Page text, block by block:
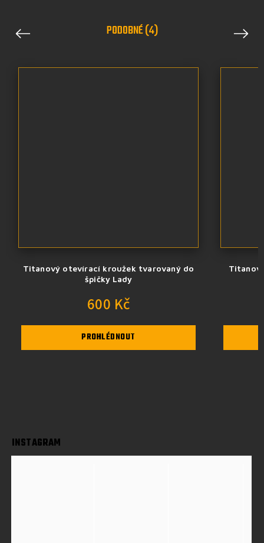
PODOBNÉ (4)
Previous
Titanový otevírací kroužek tvarovaný do
špičky Lady
600 Kč
PROHLÉDNOUT
Next
INSTAGRAM